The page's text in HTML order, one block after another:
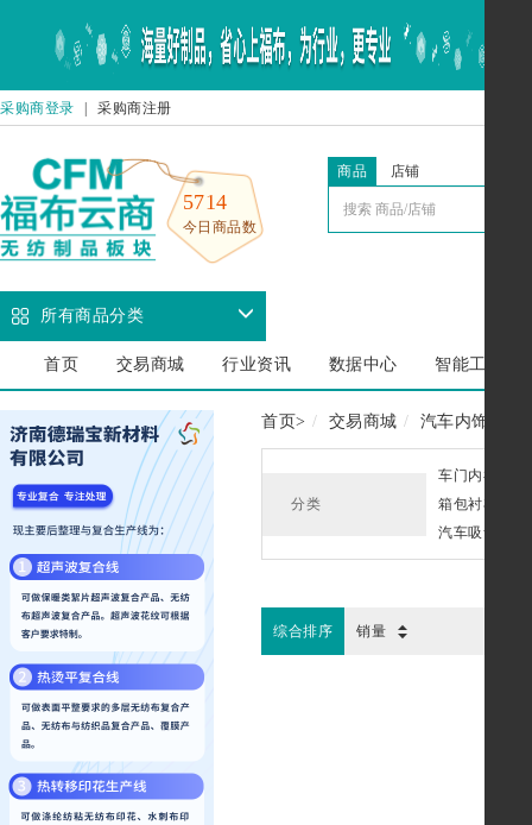
采购商登录 采购商注册
5714
今日商品数
商品 店铺
所有商品分类
首页 交易商城 行业资讯 数据中心 智能工厂
首页> 交易商城 汽车内饰
分类
车门内衬
箱包衬布
汽车吸音棉
综合排序 销量